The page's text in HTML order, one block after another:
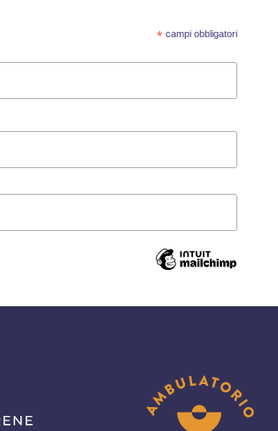
* campi obbligatori